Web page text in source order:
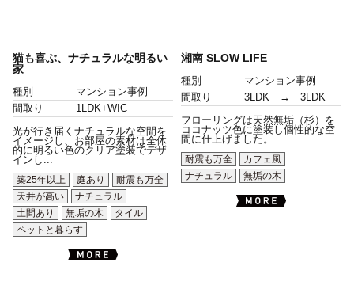
猫も喜ぶ、ナチュラルな明るい
家
種別
マンション事例
間取り
1LDK+WIC
光が行き届くナチュラルな空間を
イメージし、お部屋の素材は全体
的に明るい色のクリア塗装でデザ
インし...
築25年以上
庭あり
耐震も万全
天井が高い
ナチュラル
土間あり
無垢の木
タイル
ペットと暮らす
湘南 SLOW LIFE
種別
マンション事例
間取り
3LDK → 3LDK
フローリングは天然無垢（杉）を
ココナッツ色に塗装し個性的な空
間に仕上げました。
耐震も万全
カフェ風
ナチュラル
無垢の木